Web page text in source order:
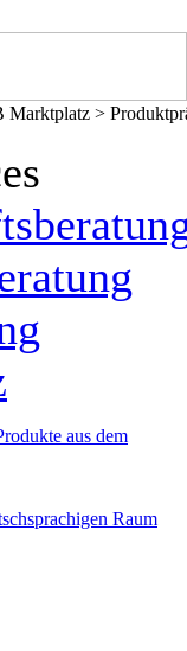
Marktplatz >
aus dem
Raum